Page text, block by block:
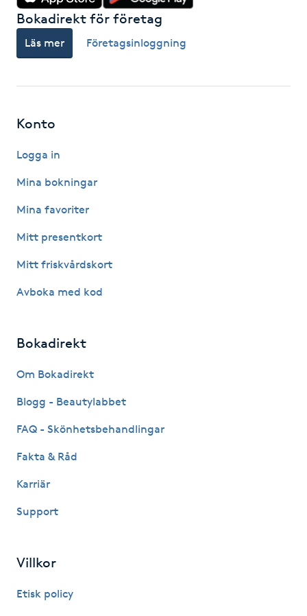
Gua Sha-massage
H
Hatha Yoga
Headspa
Healing
HIFU
Huduppstramning
Hyaluronsyra
Bokadirekt för företag
Läs mer Företagsinloggning
Konto
Logga in
Mina bokningar
Mina favoriter
Mitt presentkort
Mitt friskvårdskort
Avboka med kod
Bokadirekt
Om Bokadirekt
Blogg - Beautylabbet
FAQ - Skönhetsbehandlingar
Fakta & Råd
Karriär
Support
Villkor
Etisk policy